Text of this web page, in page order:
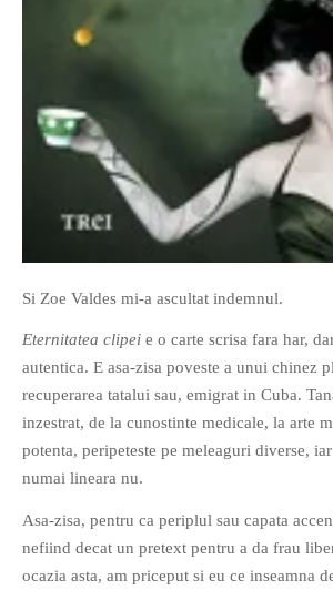
If you like movies, words and
mind games, then this is the
book for you. Take the
own acrostics and describing
famous movies by using the
very letters of their titles!
RASFOIESTE
Si Zoe Valdes mi-a ascultat indemnul.
Eternitatea clipei e o carte scrisa fara har,
autentica. E asa-zisa poveste a unui chinez
recuperarea tatalui sau, emigrat in Cuba.
inzestrat, de la cunostinte medicale, la arte
potenta, peripeteste pe meleaguri diverse,
numai lineara nu.
Asa-zisa, pentru ca periplul sau capata
nefiind decat un pretext pentru a da frau
ocazia asta, am priceput si eu ce inseamna